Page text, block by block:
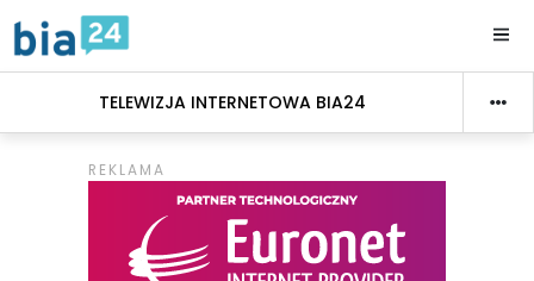
TELEWIZJA INTERNETOWA BIA24